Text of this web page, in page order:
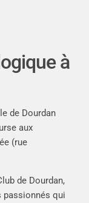
à
de Dourdan
aux
(rue
de Dourdan,
passionnés qui